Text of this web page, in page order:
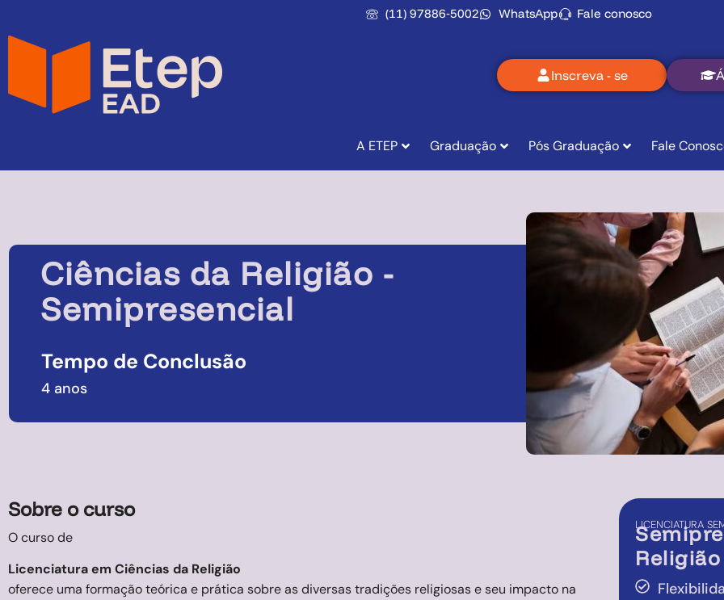
(11) 97886‑5002 WhatsApp Fale conosco
Inscreva - se
A ETEP Graduação Pós Graduação Fale
Ciências da Religião -
Semipresencial
Tempo de Conclusão
4 anos
Sobre o curso
O curso de
Licenciatura em Ciências da Religião
oferece uma formação teórica e prática sobre as diversas tradições religiosas e seu impacto na
LICENCIATURA
Religião